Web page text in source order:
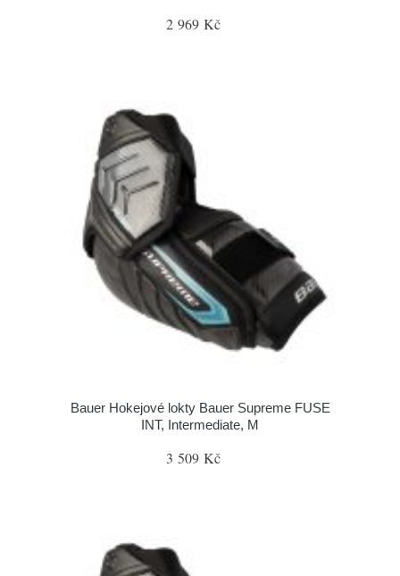
2 969 Kč
Bauer Hokejové lokty Bauer Supreme FUSE
INT, Intermediate, M
3 509 Kč